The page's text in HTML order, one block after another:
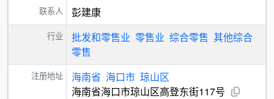
联系人 彭建康
行业 批发和零售业 零售业 综合零售 其他综合
零售
注册地址 海南省 海口市 琼山区
海南省海口市琼山区高登东街117号